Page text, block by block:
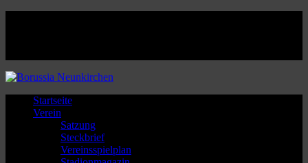
Startseite
Verein
Satzung
Steckbrief
Vereinsspielplan